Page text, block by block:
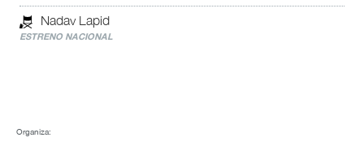
Nadav Lapid
ESTRENO NACIONAL
Organiza: